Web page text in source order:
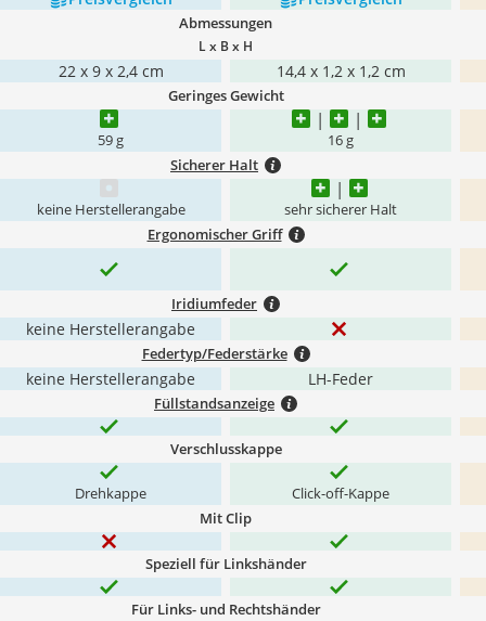
Abmessungen
L x B x H
22 x 9 x 2,4 cm 14,4 x 1,2 x 1,2 cm
Geringes Gewicht
59 g 16 g
Sicherer Halt
keine Herstellerangabe sehr sicherer Halt
Ergonomischer Griff
Iridiumfeder
keine Herstellerangabe
Federtyp/Federstärke
keine Herstellerangabe LH-Feder
Füllstandsanzeige
Verschlusskappe
Drehkappe Click-off-Kappe
Mit Clip
Speziell für Linkshänder
Für Links- und Rechtshänder